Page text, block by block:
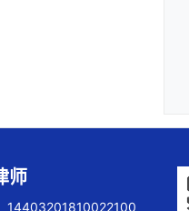
师
14403201810022100